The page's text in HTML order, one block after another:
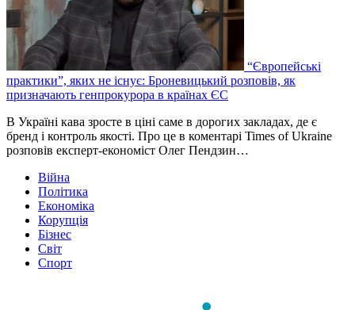
“Європейські
практики”, яких не існує: Броневицький розповів, як
призначають генпрокурора в країнах ЄС
В Україні кава зросте в ціні саме в дорогих закладах, де є
бренд і контроль якості. Про це в коментарі Times of Ukraine
розповів експерт-економіст Олег Пендзин…
Війна
Політика
Економіка
Корупція
Бізнес
Світ
Спорт